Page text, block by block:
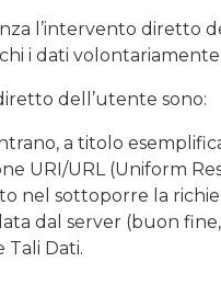
l’intervento diretto
i dati
dell’utente sono:
a titolo
URI/URL (Uniform
nel sottoporre la
dal server (buon
Dati.